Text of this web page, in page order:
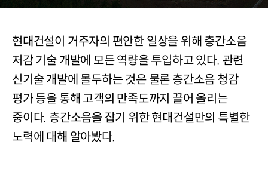
열림)
현대건설이 거주자의 편안한 일상을 위해 층간소음
저감 기술 개발에 모든 역량을 투입하고 있다. 관련
신기술 개발에 몰두하는 것은 물론 층간소음 청감
평가 등을 통해 고객의 만족도까지 끌어 올리는
중이다. 층간소음을 잡기 위한 현대건설만의 특별한
노력에 대해 알아봤다.